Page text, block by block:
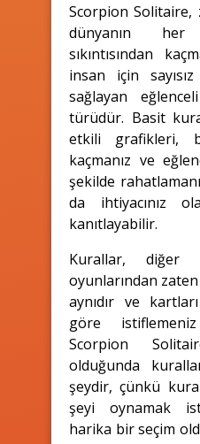
Scorpion Solitaire,
dünyanın
sıkıntısından
insan için
sağlayan
türüdür. Basit
etkili grafikleri,
kaçmanız ve
şekilde
da ihtiyacınız
kanıtlayabilir.
Kurallar, diğer
oyunlarından
aynıdır ve
göre
Scorpion
olduğunda
şeydir, çünkü
şeyi oynamak
harika bir seçim